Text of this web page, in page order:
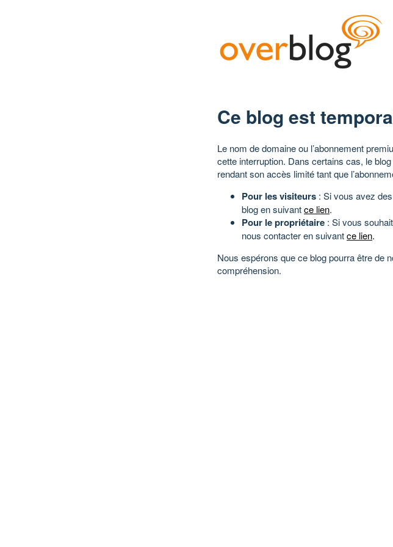
Ce blog est
Le nom de domaine ou l’abonnement
cette interruption. Dans certains cas, le
rendant son accès limité tant que
Pour les visiteurs : Si vous avez
blog en suivantce lien.
Pour le propriétaire : Si vous
nous contacter en suivantce lien.
Nous espérons que ce blog pourra être de
compréhension.